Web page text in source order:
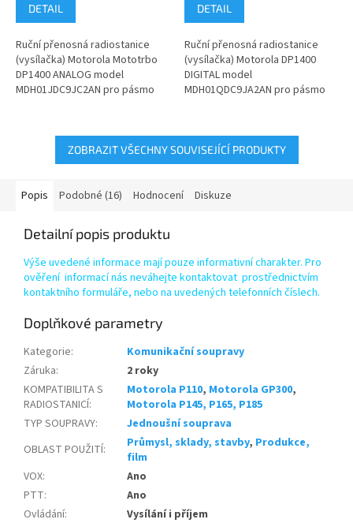
DETAIL
Ruční přenosná radiostanice
(vysílačka) Motorola Mototrbo
DP1400 ANALOG model
MDH01JDC9JC2AN pro pásmo
DETAIL
Ruční přenosná radiostanice
(vysílačka) Motorola DP1400
DIGITAL model
MDH01QDC9JA2AN pro pásmo
ZOBRAZIT VŠECHNY SOUVISEJÍCÍ PRODUKTY
Popis Podobné (16) Hodnocení Diskuze
Detailní popis produktu
Výše uvedené informace mají pouze informativní charakter. Pro
ověření informací nás neváhejte kontaktovat prostřednictvím
kontaktního formuláře, nebo na uvedených telefonních číslech.
Doplňkové parametry
Kategorie:
Komunikační soupravy
Záruka:
2 roky
KOMPATIBILITA S
RADIOSTANICÍ:
Motorola P110, Motorola GP300,
Motorola P145, P165, P185
TYP SOUPRAVY:
Jednoušní souprava
OBLAST POUŽITÍ: Průmysl, sklady, stavby, Produkce,
film
VOX:
Ano
PTT:
Ano
Ovládání:
Vysílání i příjem